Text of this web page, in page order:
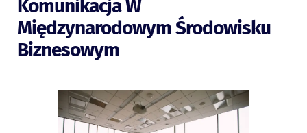
Komunikacja W
Międzynarodowym Środowisku
Biznesowym